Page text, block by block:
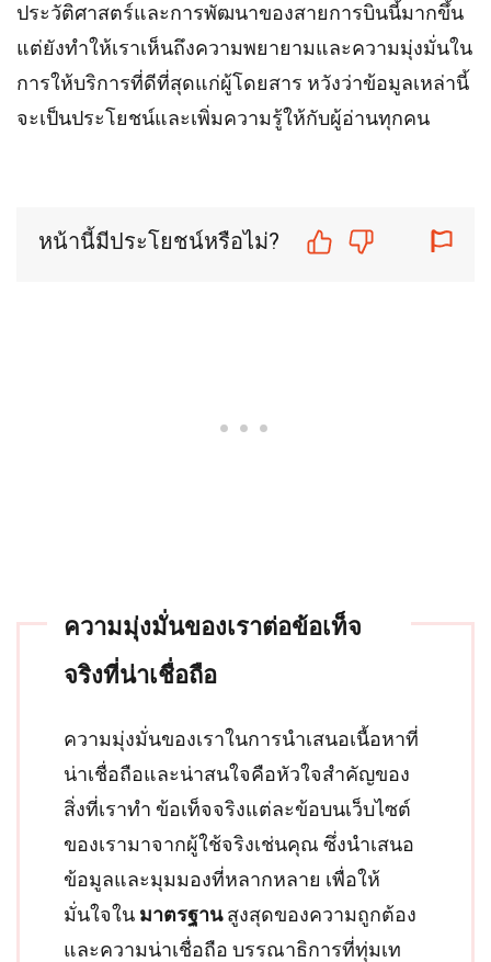
ประวัติศาสตร์และการพัฒนาของสายการบินนี้มากขึ้น
แต่ยังทำให้เราเห็นถึงความพยายามและความมุ่งมั่นใน
การให้บริการที่ดีที่สุดแก่ผู้โดยสาร หวังว่าข้อมูลเหล่านี้
จะเป็นประโยชน์และเพิ่มความรู้ให้กับผู้อ่านทุกคน
หน้านี้มีประโยชน์หรือไม่?
ความมุ่งมั่นของเราต่อข้อเท็จ
จริงที่น่าเชื่อถือ
ความมุ่งมั่นของเราในการนำเสนอเนื้อหาที่
น่าเชื่อถือและน่าสนใจคือหัวใจสำคัญของ
สิ่งที่เราทำ ข้อเท็จจริงแต่ละข้อบนเว็บไซต์
ของเรามาจากผู้ใช้จริงเช่นคุณ ซึ่งนำเสนอ
ข้อมูลและมุมมองที่หลากหลาย เพื่อให้
มั่นใจใน มาตรฐานสูงสุดของความถูกต้อง
และความน่าเชื่อถือ บรรณาธิการที่ทุ่มเท